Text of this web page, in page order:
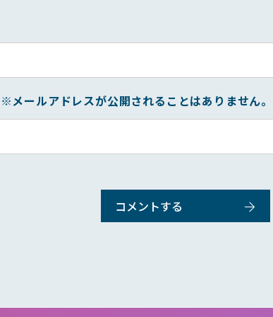
※メールアドレスが公開されることはありません。